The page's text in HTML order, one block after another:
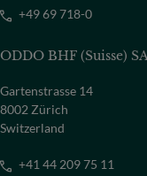
+49 69 718-0
ODDO BHF (Suisse)
Gartenstrasse 14
8002 Zürich
Switzerland
+41 44 209 75 11